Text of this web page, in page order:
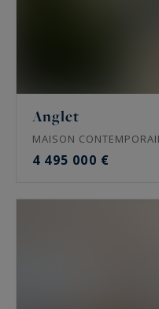
Anglet
MAISON
4 495 000 €